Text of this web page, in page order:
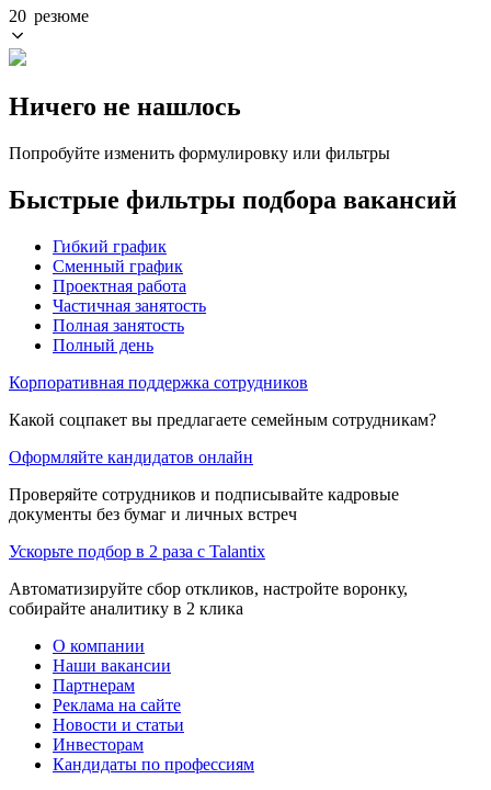
20 резюме
Ничего не нашлось
Попробуйте изменить формулировку или фильтры
Быстрые фильтры подбора вакансий
Гибкий график
Сменный график
Проектная работа
Частичная занятость
Полная занятость
Полный день
Корпоративная поддержка сотрудников
Какой соцпакет вы предлагаете семейным сотрудникам?
Оформляйте кандидатов онлайн
Проверяйте сотрудников и подписывайте кадровые
документы без бумаг и личных встреч
Ускорьте подбор в 2 раза с Talantix
Автоматизируйте сбор откликов, настройте воронку,
собирайте аналитику в 2 клика
О компании
Наши вакансии
Партнерам
Реклама на сайте
Новости и статьи
Инвесторам
Кандидаты по профессиям